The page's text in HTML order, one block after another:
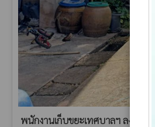
พนักงานเก็บขยะเทศบาลฯ ลงพื้น